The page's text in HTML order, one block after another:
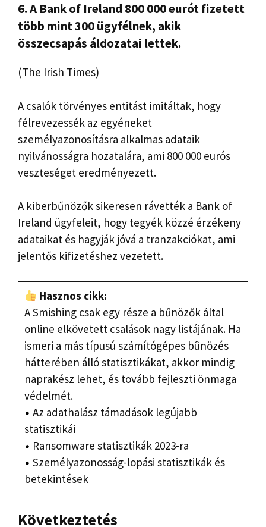
6. A Bank of Ireland 800 000 eurót fizetett
több mint 300 ügyfélnek, akik
összecsapás áldozatai lettek.
(The Irish Times)
A csalók törvényes entitást imitáltak, hogy
félrevezessék az egyéneket
személyazonosításra alkalmas adataik
nyilvánosságra hozatalára, ami 800 000 eurós
veszteséget eredményezett.
A kiberbűnözők sikeresen rávették a Bank of
Ireland ügyfeleit, hogy tegyék közzé érzékeny
adataikat és hagyják jóvá a tranzakciókat, ami
jelentős kifizetéshez vezetett.
Hasznos cikk:
A Smishing csak egy része a bűnözők által
online elkövetett csalások nagy listájának. Ha
ismeri a más típusú számítógépes bûnözés
hátterében álló statisztikákat, akkor mindig
naprakész lehet, és tovább fejleszti önmaga
védelmét.
Az adathalász támadások legújabb
statisztikái
Ransomware statisztikák 2023-ra
Személyazonosság-lopási statisztikák és
betekintések
Következtetés